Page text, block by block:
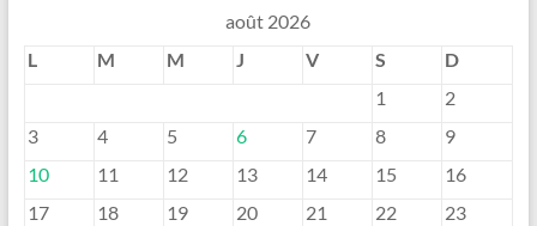
août 2026
L
M M J V S
D
1
2
3
4 5 6 7 8
9
10
11 12 13 14 15
16
17
18 19 20 21 22
23